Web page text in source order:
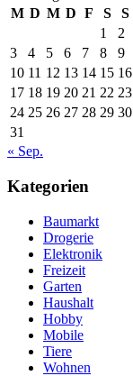
M D M D F S
S
1
2
3
4 5 6 7 8
9
10 11 12 13 14 15 16
17 18 19 20 21 22 23
24 25 26 27 28 29 30
31
« Sep.
Kategorien
Baumarkt
Drogerie
Elektronik
Freizeit
Garten
Haushalt
Hobby
Mobile
Tiere
Wohnen